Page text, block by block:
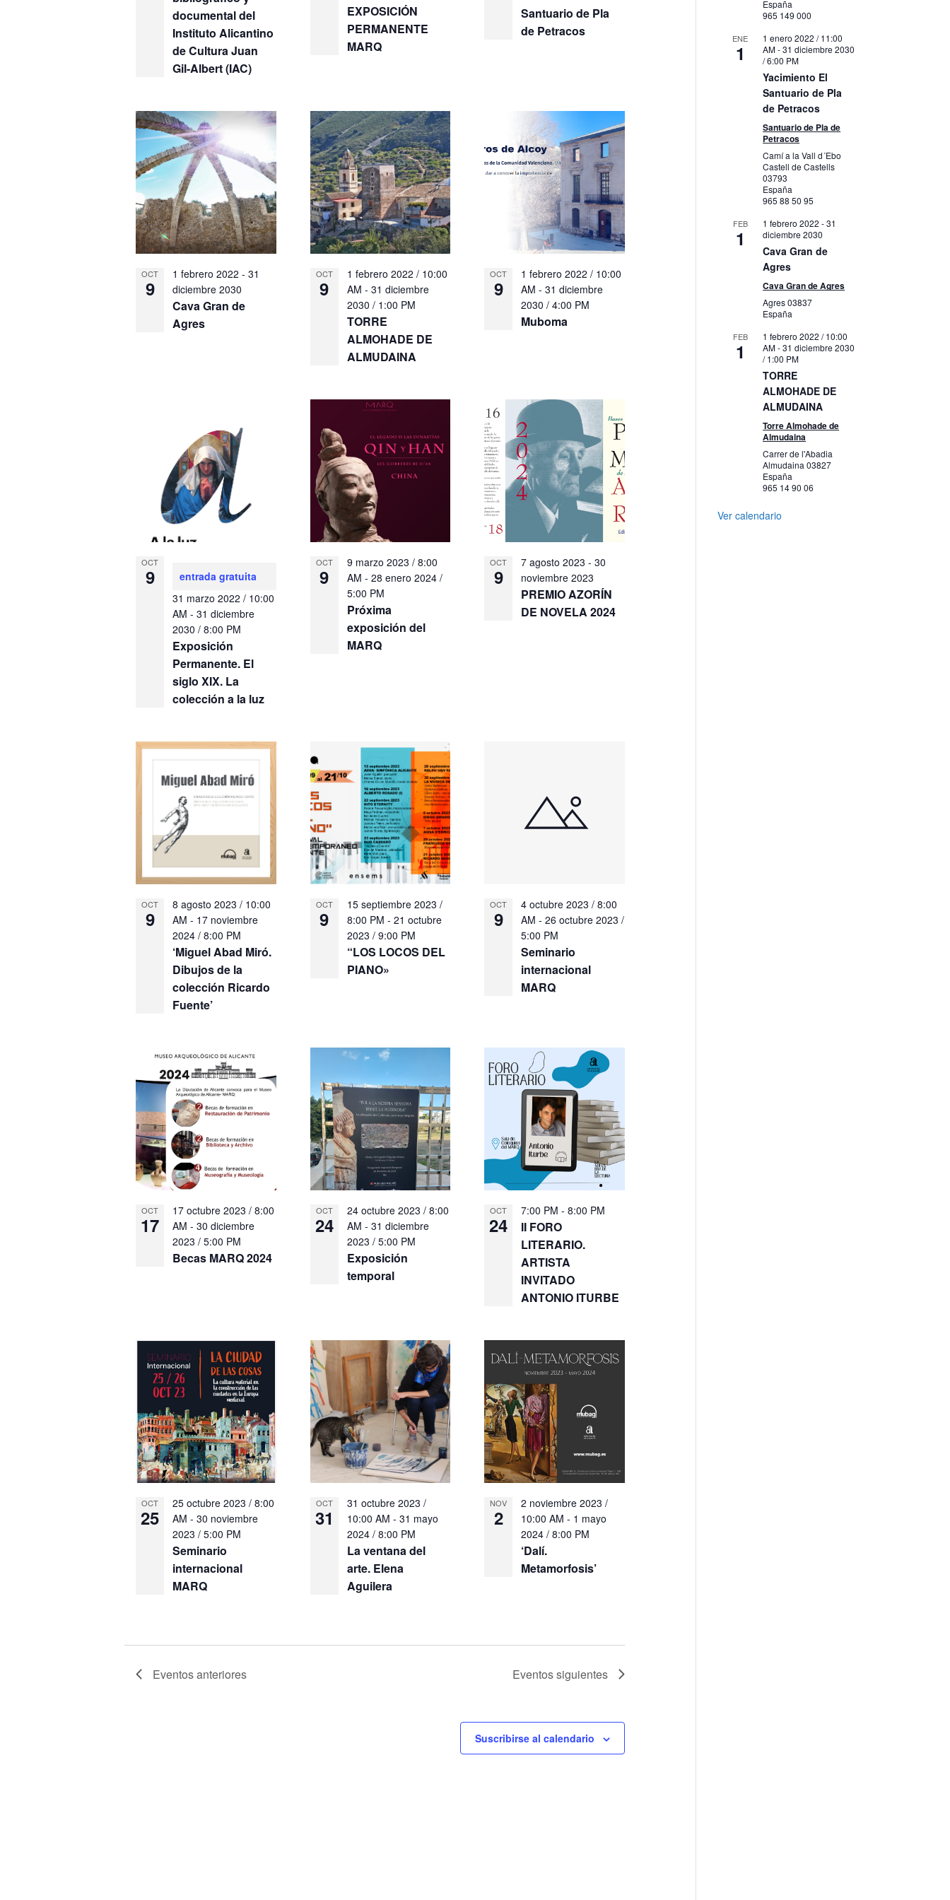
documental del
Instituto Alicantino
de Cultura Juan
Gil-Albert (IAC)
EXPOSICIÓN
PERMANENTE
MARQ
Santuario de Pla
de Petracos
OCT
9
Cava Gran de
Agres
1 febrero 2022 -31
diciembre 2030
OCT
9
TORRE
ALMOHADE DE
ALMUDAINA
1 febrero 2022 / 10:00
AM - 31 diciembre
2030 / 1:00 PM
OCT
9
Muboma
1 febrero 2022 / 10:00
AM -31 diciembre
2030 / 4:00 PM
OCT
9
Exposición
Permanente. El
siglo XIX. La
colección a la luz
31 marzo 2022 / 10:00
AM -31 diciembre
2030 / 8:00 PM
entrada gratuita
OCT
9
Próxima
exposición del
MARQ
9 marzo 2023 / 8:00
AM - 28 enero 2024 /
5:00 PM
OCT
9
PREMIO AZORÍN
DE NOVELA 2024
7 agosto 2023 -30
noviembre 2023
OCT
9
‘Miguel Abad Miró.
Dibujos de la
colección Ricardo
Fuente’
8 agosto 2023 / 10:00
AM - 17 noviembre
2024 / 8:00 PM
OCT
9
“LOS LOCOS DEL
PIANO»
15 septiembre 2023 /
8:00 PM - 21 octubre
2023 / 9:00 PM
OCT
9
Seminario
internacional
MARQ
4 octubre 2023 / 8:00
AM -26 octubre 2023 /
5:00 PM
OCT
17
Becas MARQ 2024
17 octubre 2023 / 8:00
AM -30 diciembre
2023 / 5:00 PM
OCT
24
Exposición
temporal
24 octubre 2023 / 8:00
AM - 31 diciembre
2023 / 5:00 PM
OCT
24
II FORO
LITERARIO.
ARTISTA
INVITADO
ANTONIO ITURBE
7:00 PM-8:00 PM
OCT
25
Seminario
internacional
MARQ
25 octubre 2023 / 8:00
AM -30 noviembre
2023 / 5:00 PM
OCT
31
La ventana del
arte. Elena
Aguilera
31 octubre 2023 /
10:00 AM - 31 mayo
2024 / 8:00 PM
NOV
2
‘Dalí.
Metamorfosis’
2 noviembre 2023 /
10:00 AM - 1 mayo
2024 / 8:00 PM
Eventosanteriores Eventossiguientes
Suscribirse al calendario
España
965 149 000
ENE
1
1 enero 2022 / 11:00
AM-31 diciembre 2030
/ 6:00 PM
Yacimiento El
Santuario de Pla
de Petracos
Santuario de Pla de
Petracos
Camí a la Vall d´Ebo
Castell de Castells
03793
España
965 88 50 95
FEB
1
1 febrero 2022 -31
diciembre 2030
Cava Gran de
Agres
Cava Gran de Agres
Agres03837
España
FEB
1
1 febrero 2022 / 10:00
AM-31 diciembre 2030
/ 1:00 PM
TORRE
ALMOHADE DE
ALMUDAINA
Torre Almohade de
Almudaina
Carrer de l'Abadia
Almudaina03827
España
965 14 90 06
Ver calendario